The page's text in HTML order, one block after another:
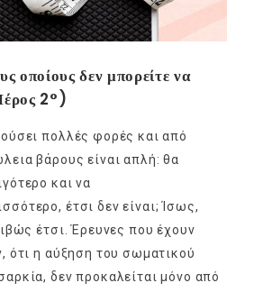
οποίους δεν μπορείτε να
2°)
πολλές φορές και από
βάρους είναι απλή: θα
και να
έτσι δεν είναι; Ίσως,
έτσι. Έρευνες που έχουν
ότι η αύξηση του σωματικού
δεν προκαλείται μόνο από